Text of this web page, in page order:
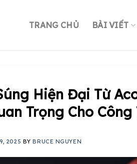
TRANG CHỦ BÀI VIẾT
Hiện Đại Từ
Trọng Cho
2025 BYBRUCE NGUYEN